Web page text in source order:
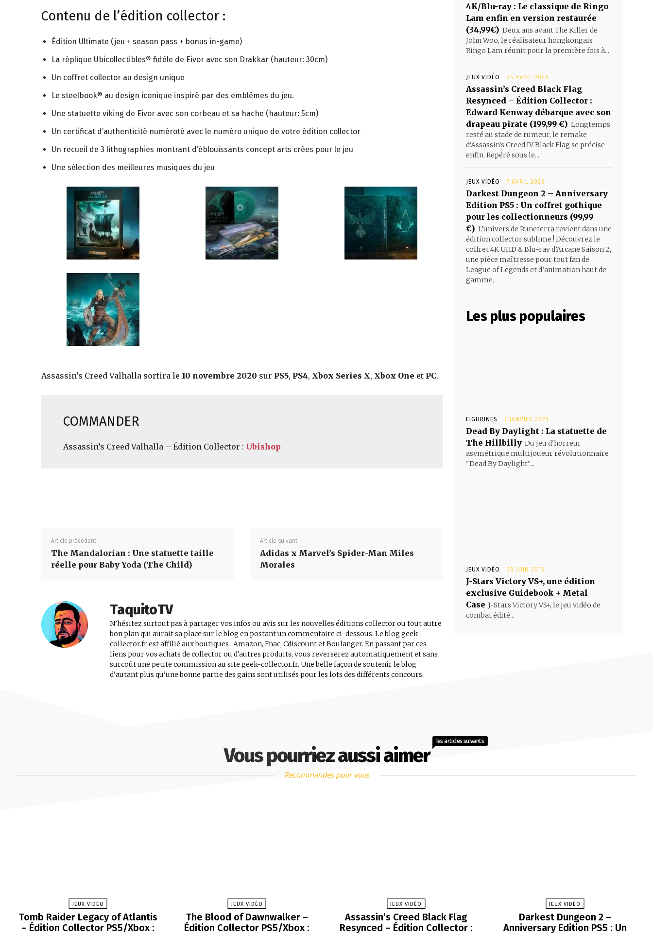
Contenu de l’édition collector :
Édition Ultimate (jeu + season pass + bonus in-game)
La réplique Ubicollectibles® fidèle de Eivor avec son Drakkar (hauteur: 30cm)
Un coffret collector au design unique
Le steelbook® au design iconique inspiré par des emblèmes du jeu.
Une statuette viking de Eivor avec son corbeau et sa hache (hauteur: 5cm)
Un certificat d’authenticité numéroté avec le numéro unique de votre édition collector
Un recueil de 3 lithographies montrant d’éblouissants concept arts crées pour le jeu
Une sélection des meilleures musiques du jeu
Assassin’s Creed Valhalla sortira le 10 novembre 2020 sur PS5, PS4, Xbox Series X, Xbox One et PC.
COMMANDER
Assassin’s Creed Valhalla – Édition Collector : Ubishop
Article précédent
The Mandalorian : Une statuette taille
réelle pour Baby Yoda (The Child)
Article suivant
Adidas x Marvel’s Spider-Man Miles
Morales
TaquitoTV
N’hésitez surtout pas à partager vos infos ou avis sur les nouvelles éditions collector ou tout autre
bon plan qui aurait sa place sur le blog en postant un commentaire ci-dessous. Le blog geek-
collector.fr est affilié aux boutiques : Amazon, Fnac, Cdiscount et Boulanger. En passant par ces
liens pour vos achats de collector ou d'autres produits, vous reverserez automatiquement et sans
surcoût une petite commission au site geek-collector.fr. Une belle façon de soutenir le blog
d’autant plus qu’une bonne partie des gains sont utilisés pour les lots des différents concours.
4K/Blu-ray : Le classique de Ringo
Lam enfin en version restaurée
(34,99€) Deux ans avant The Killer de
John Woo, le réalisateur hongkongais
Ringo Lam réunit pour la première fois à...
JEUX VIDÉO 24 AVRIL 2026
Assassin’s Creed Black Flag
Resynced – Édition Collector :
Edward Kenway débarque avec son
drapeau pirate (199,99 €) Longtemps
resté au stade de rumeur, le remake
d'Assassin's Creed IV Black Flag se précise
enfin. Repéré sous le...
JEUX VIDÉO 7 AVRIL 2026
Darkest Dungeon 2 – Anniversary
Edition PS5 : Un coffret gothique
pour les collectionneurs (99,99
€) L’univers de Runeterra revient dans une
édition collector sublime ! Découvrez le
coffret 4K UHD & Blu-ray d’Arcane Saison 2,
une pièce maîtresse pour tout fan de
League of Legends et d’animation haut de
gamme.
Les plus populaires
FIGURINES 7 JANVIER 2021
Dead By Daylight : La statuette de
The Hillbilly Du jeu d'horreur
asymétrique multijoueur révolutionnaire
"Dead By Daylight"...
JEUX VIDÉO 28 JUIN 2015
J-Stars Victory VS+, une édition
exclusive Guidebook + Metal
Case J-Stars Victory VS+, le jeu vidéo de
combat édité...
Vous pourriez aussi aimer
les articles suivants
Recommandés pour vous
JEUX VIDÉO
Tomb Raider Legacy of Atlantis
– Édition Collector PS5/Xbox :
JEUX VIDÉO
The Blood of Dawnwalker –
Édition Collector PS5/Xbox :
JEUX VIDÉO
Assassin’s Creed Black Flag
Resynced – Édition Collector :
JEUX VIDÉO
Darkest Dungeon 2 –
Anniversary Edition PS5 : Un